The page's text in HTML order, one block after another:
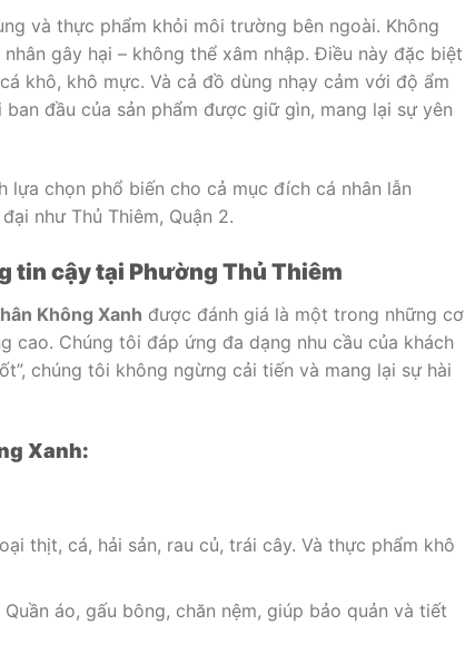
và thực phẩm khỏi môi trường bên ngoài. Không
gây hại – không thể xâm nhập. Điều này đặc biệt
khô, khô mực. Và cả đồ dùng nhạy cảm với độ ẩm
đầu của sản phẩm được giữ gìn, mang lại sự yên
chọn phổ biến cho cả mục đích cá nhân lẫn
như Thủ Thiêm, Quận 2.
tin cậy tại Phường Thủ Thiêm
Không Xanh được đánh giá là một trong những cơ
cao. Chúng tôi đáp ứng đa dạng nhu cầu của khách
chúng tôi không ngừng cải tiến và mang lại sự hài
Xanh:
thịt, cá, hải sản, rau củ, trái cây. Và thực phẩm khô
Quần áo, gấu bông, chăn nệm, giúp bảo quản và tiết